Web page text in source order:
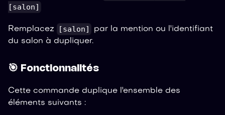
[salon]
Remplacez [salon]
par la mention ou l'identifiant
du salon à dupliquer.
🎯 Fonctionnalités
Cette commande duplique l'ensemble des
éléments suivants :